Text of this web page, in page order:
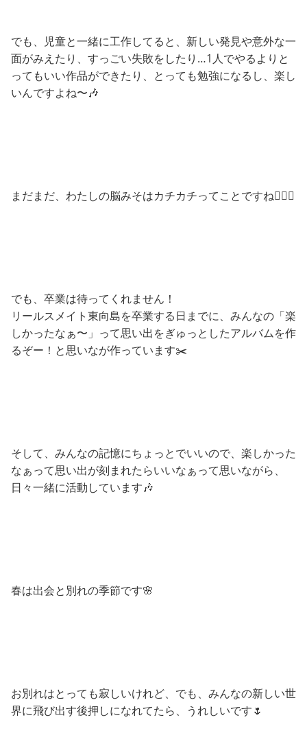
でも、児童と一緒に工作してると、新しい発見や意外な一
面がみえたり、すっごい失敗をしたり…1人でやるよりと
ってもいい作品ができたり、とっても勉強になるし、楽し
いんですよね〜🎶
まだまだ、わたしの脳みそはカチカチってことですね😵‍💫💦
でも、卒業は待ってくれません！
リールスメイト東向島を卒業する日までに、みんなの「楽
しかったなぁ〜」って思い出をぎゅっとしたアルバムを作
るぞー！と思いなが作っています✂️
そして、みんなの記憶にちょっとでいいので、楽しかった
なぁって思い出が刻まれたらいいなぁって思いながら、
日々一緒に活動しています🎶
春は出会と別れの季節です🌸
お別れはとっても寂しいけれど、でも、みんなの新しい世
界に飛び出す後押しになれてたら、うれしいです🌷